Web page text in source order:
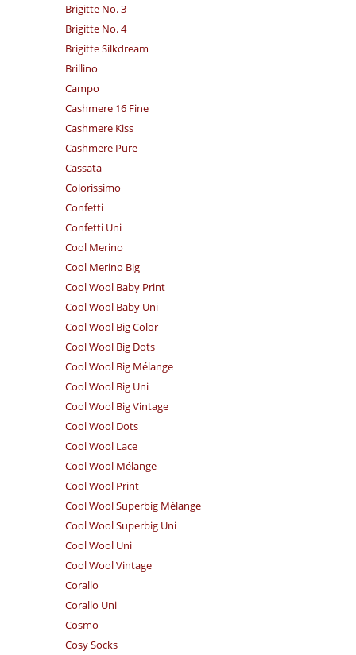
Brigitte No. 3
Brigitte No. 4
Brigitte Silkdream
Brillino
Campo
Cashmere 16 Fine
Cashmere Kiss
Cashmere Pure
Cassata
Colorissimo
Confetti
Confetti Uni
Cool Merino
Cool Merino Big
Cool Wool Baby Print
Cool Wool Baby Uni
Cool Wool Big Color
Cool Wool Big Dots
Cool Wool Big Mélange
Cool Wool Big Uni
Cool Wool Big Vintage
Cool Wool Dots
Cool Wool Lace
Cool Wool Mélange
Cool Wool Print
Cool Wool Superbig Mélange
Cool Wool Superbig Uni
Cool Wool Uni
Cool Wool Vintage
Corallo
Corallo Uni
Cosmo
Cosy Socks